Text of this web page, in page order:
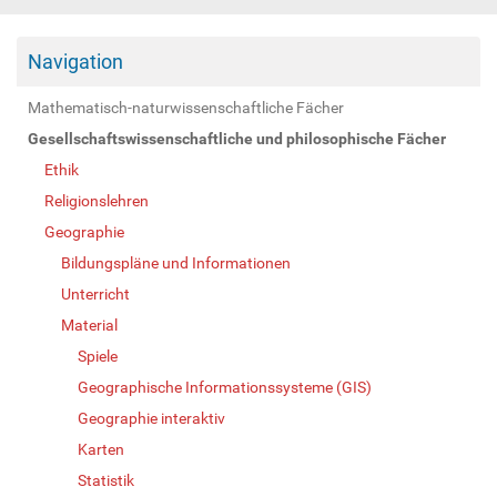
Navigation
Mathematisch-naturwissenschaftliche Fächer
Gesellschaftswissenschaftliche und philosophische Fächer
Ethik
Religionslehren
Geographie
Bildungspläne und Informationen
Unterricht
Material
Spiele
Geographische Informationssysteme (GIS)
Geographie interaktiv
Karten
Statistik